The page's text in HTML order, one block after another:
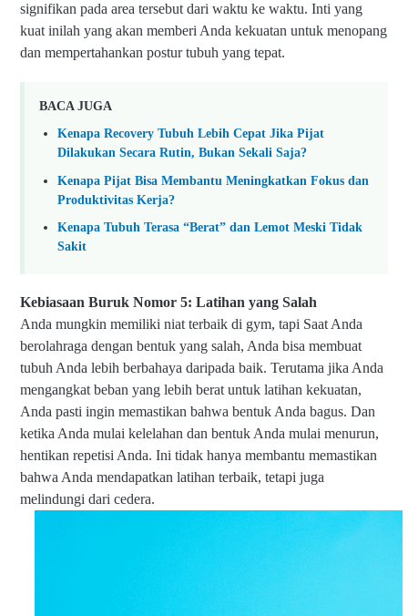
signifikan pada area tersebut dari waktu ke waktu. Inti yang
kuat inilah yang akan memberi Anda kekuatan untuk menopang
dan mempertahankan postur tubuh yang tepat.
BACA JUGA
Kenapa Recovery Tubuh Lebih Cepat Jika Pijat
Dilakukan Secara Rutin, Bukan Sekali Saja?
Kenapa Pijat Bisa Membantu Meningkatkan Fokus dan
Produktivitas Kerja?
Kenapa Tubuh Terasa “Berat” dan Lemot Meski Tidak
Sakit
Kebiasaan Buruk Nomor 5: Latihan yang Salah
Anda mungkin memiliki niat terbaik di gym, tapi Saat Anda
berolahraga dengan bentuk yang salah, Anda bisa membuat
tubuh Anda lebih berbahaya daripada baik. Terutama jika Anda
mengangkat beban yang lebih berat untuk latihan kekuatan,
Anda pasti ingin memastikan bahwa bentuk Anda bagus. Dan
ketika Anda mulai kelelahan dan bentuk Anda mulai menurun,
hentikan repetisi Anda. Ini tidak hanya membantu memastikan
bahwa Anda mendapatkan latihan terbaik, tetapi juga
melindungi dari cedera.